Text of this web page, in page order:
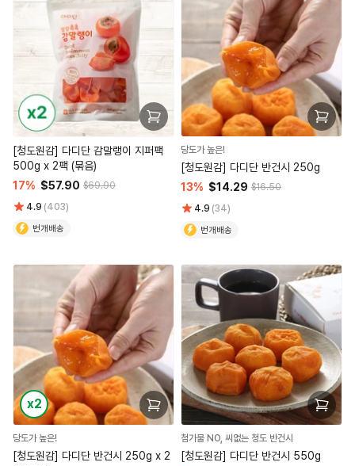
[청도원감] 다디단 감말랭이 지퍼팩
500g x 2팩 (묶음)
17% $57.90 $69.90
4.9 (403)
번개배송
당도가 높은!
[청도원감] 다디단 반건시 250g
13% $14.29 $16.50
4.9 (34)
번개배송
x2
당도가 높은!
[청도원감] 다디단 반건시 250g x 2
첨가물 NO, 씨없는 청도 반건시
[청도원감] 다디단 반건시 550g